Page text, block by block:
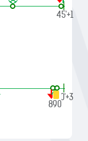
|
45'+1
8990
|
90'+3